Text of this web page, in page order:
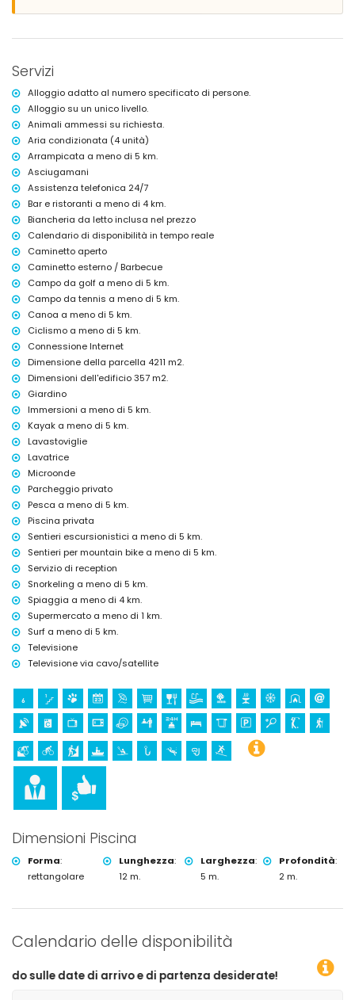
villa)
aeroporto più vicino: Alicante (entro 100 chilometri dalla villa)
si prega di consultare se sono ammessi animali domestici
L'alloggio è molto adatto per famiglie con bambini
Servizi inclusi nel prezzo di affitto della villa
internet (WiFi)
ferro e asse da stiro
lenzuola e asciugamani
servizio di reception e servizio di emergenza 24 ore su 24
con aria condizionata
Servizi a pagamento
letto extra e lettino/culla per bambini (su richiesta)
Intrattenimento e attività per il tempo libero per le vostre
vacanze a Jávea, Costa Blanca
discoteca, bar e passeggiata (Paseo Marítimo) (entro 5 chilometri
Luoghi di interesse e cultura a Jávea, Costa Blanca
museo (Histórico de Jávea, Jávea), chiesa (Virgen de Loreto, Puerto,
Jávea), rovina (Molinos de Viento, Jávea), monumento (Pueblo de
Jávea, Jávea), edificio architettonico (Pueblo de Jávea, Jávea), luogo
storico (Pueblo de Jávea e Jávea) (entro 5 chilometri dall'alloggio)
castello (Portal de la Vila e Dénia) (entro 25 chilometri dall'alloggio)
Sport
arrampicata, canoa, kayak, pesca, immersioni, snorkeling e surf (entro
5 chilometri dalla villa)
equitazione (entro 10 chilometri dalla villa)
Servizi
Alloggio adatto al numero specificato di persone.
Alloggio su un unico livello.
Animali ammessi su richiesta.
Aria condizionata (4 unità)
Arrampicata a meno di 5 km.
Asciugamani
Assistenza telefonica 24/7
Bar e ristoranti a meno di 4 km.
Biancheria da letto inclusa nel prezzo
Calendario di disponibilità in tempo reale
Caminetto aperto
Caminetto esterno / Barbecue
Campo da golf a meno di 5 km.
Campo da tennis a meno di 5 km.
Canoa a meno di 5 km.
Ciclismo a meno di 5 km.
Connessione Internet
Dimensione della parcella 4211 m2.
Dimensioni dell'edificio 357 m2.
Giardino
Immersioni a meno di 5 km.
Kayak a meno di 5 km.
Lavastoviglie
Lavatrice
Microonde
Parcheggio privato
Pesca a meno di 5 km.
Piscina privata
Sentieri escursionistici a meno di 5 km.
Sentieri per mountain bike a meno di 5 km.
Servizio di reception
Snorkeling a meno di 5 km.
Spiaggia a meno di 4 km.
Supermercato a meno di 1 km.
Surf a meno di 5 km.
Televisione
Televisione via cavo/satellite
Dimensioni Piscina
Forma:
rettangolare
Lunghezza:
12 m.
Larghezza:
5 m.
Profondità:
2 m.
Calendario delle disponibilità
e di partenza desiderate!